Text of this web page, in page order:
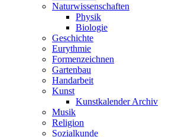
Naturwissenschaften
Physik
Biologie
Geschichte
Eurythmie
Formenzeichnen
Gartenbau
Handarbeit
Kunst
Kunstkalender Archiv
Musik
Religion
Sozialkunde